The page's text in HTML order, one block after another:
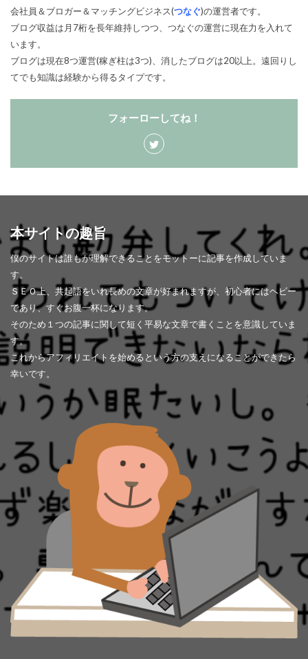
会社員＆ブロガー＆マッチングビジネス(つなぐ)の運営者です。
ブログ収益は月7桁を長年維持しつつ、つなぐの運営に現在力を入れて
います。
ブログは現在8つ運営(稼ぎ柱は3つ)、消したブログは20以上。遠回りし
てでも知識は経験から得るタイプです。
フォーローしてね！
本サイトの趣旨
僕のサイトは誰もが理解できることをモットーに記事を作成していま
す。
ＳＥＯ上、共起語をいれ長めの文章が好まれますが、初心者にはヘビー
であり、すぐお腹一杯になります。
そのため１つの記事に関して短く平易な文章で書くことを意識していま
す。
これからアフィリエイトを始めるという方の支えになることができたら
幸いです。